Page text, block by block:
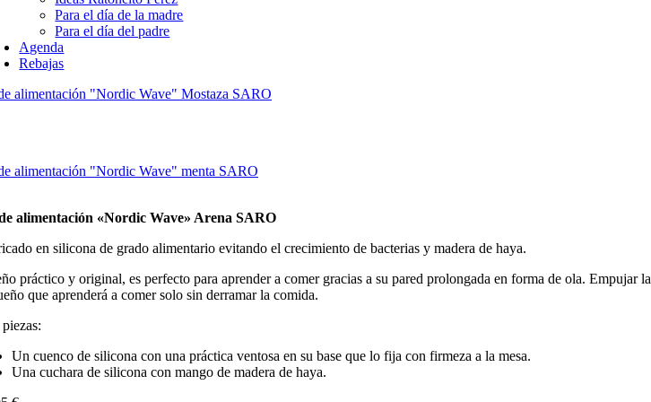
Para el día de la madre
Para el día del padre
Agenda
Rebajas
alimentación "Nordic Wave" Mostaza SARO
alimentación "Nordic Wave" menta SARO
alimentación «Nordic Wave» Arena SARO
en silicona de grado alimentario evitando el crecimiento de bacterias y madera de haya.
práctico y original, es perfecto para aprender a comer gracias a su pared prolongada en forma de ola.
que aprenderá a comer solo sin derramar la comida.
Un cuenco de silicona con una práctica ventosa en su base que lo fija con firmeza a la mesa.
Una cuchara de silicona con mango de madera de haya.